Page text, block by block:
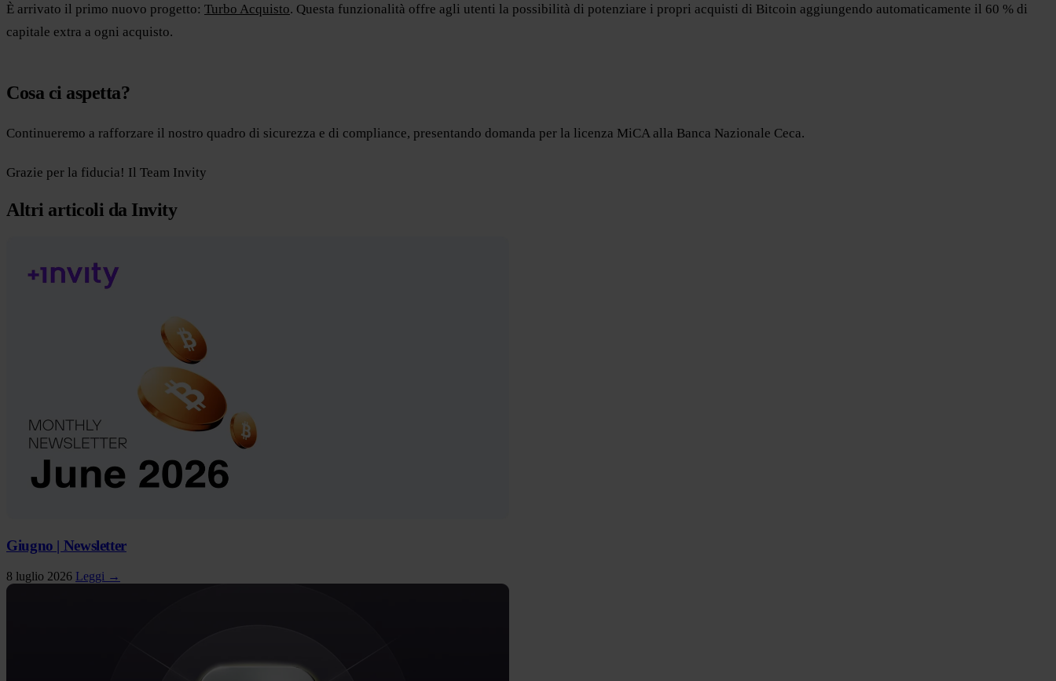
È arrivato il primo nuovo progetto: Turbo Acquisto. Questa funzionalità offre agli utenti la possibilità di potenziare i propri acquisti di Bitcoin aggiungendo automaticamente il 60 % di
capitale extra a ogni acquisto.
Cosa ci aspetta?
Continueremo a rafforzare il nostro quadro di sicurezza e di compliance, presentando domanda per la licenza MiCA alla Banca Nazionale Ceca.
Grazie per la fiducia! Il Team Invity
Altri articoli da Invity
Giugno | Newsletter
8 luglio 2026 Leggi →